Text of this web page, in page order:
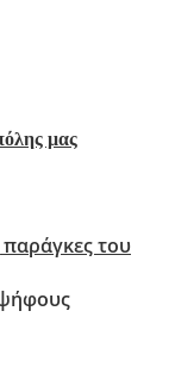
μας
παράγκες του